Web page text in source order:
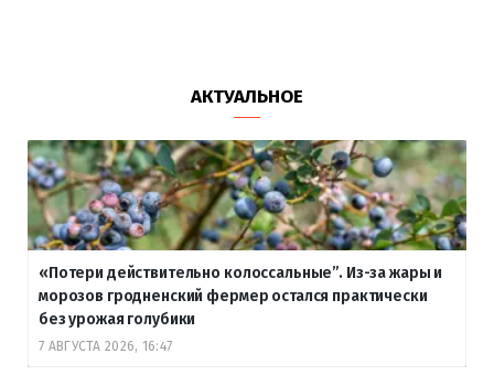
АКТУАЛЬНОЕ
«Потери действительно колоссальные”. Из-за жары и
морозов гродненский фермер остался практически
без урожая голубики
7 АВГУСТА 2026, 16:47